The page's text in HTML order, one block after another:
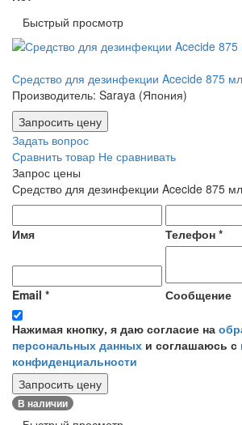
Быстрый просмотр
Средство для дезинфекции Acecide 875
Производитель: Saraya (Япония)
Запросить цену
Задать вопрос
Сравнить товар Не сравнивать
Запрос цены
Средство для дезинфекции Acecide 875
Имя Телефон *
Email * Сообщение
Нажимая кнопку, я даю согласие на
персональных данных и соглашаюсь с
конфиденциальности
Запросить цену
В наличии